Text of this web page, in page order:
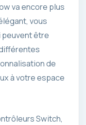
va encore plus
vous
peuvent être
de
à votre espace
Switch,